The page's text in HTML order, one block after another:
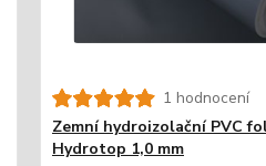
1 hodnocení
Zemní hydroizolační PVC
Hydrotop 1,0 mm